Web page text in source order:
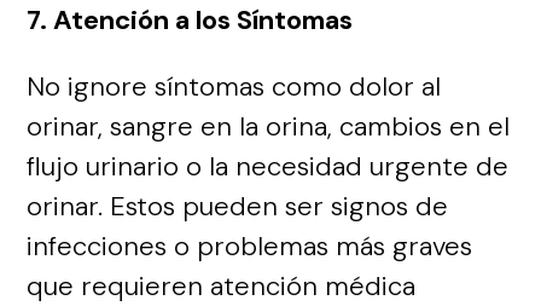
7. Atención a los Síntomas
No ignore síntomas como dolor al
orinar, sangre en la orina, cambios en el
flujo urinario o la necesidad urgente de
orinar. Estos pueden ser signos de
infecciones o problemas más graves
que requieren atención médica